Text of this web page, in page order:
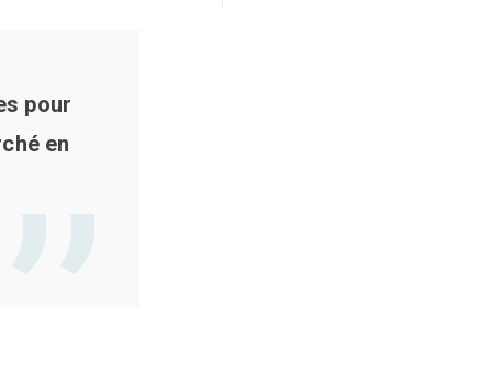
pour
en